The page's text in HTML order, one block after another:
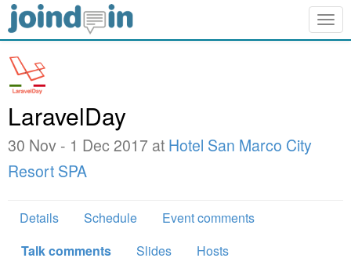
LaravelDay
30 Nov - 1 Dec 2017 at Hotel San Marco City
Resort SPA
Details Schedule
Event comments
Talk comments
Slides Hosts